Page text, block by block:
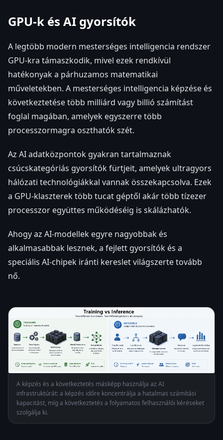
GPU-k és AI gyorsítók
A legtöbb modern mesterséges intelligencia rendszer
GPU-kra támaszkodik, mivel ezek rendkívül
hatékonyak a párhuzamos matematikai
műveletekben. A mesterséges intelligencia képzése és
következtetése több milliárd vagy billió számítást
foglal magában, amelyek egyszerre több
processzormagra oszthatók szét.
Az AI adatközpontok gyakran tartalmaznak
csúcskategóriás gyorsítók fürtjeit, amelyek ultragyors
hálózati technológiákkal vannak összekapcsolva. Ezek
a GPU-klaszterek több tucat géptől akár több tízezer
processzor együttes működéséig is skálázhatók.
Ahogy az AI-modellek egyre nagyobbak és
alkalmasabbak lesznek, a fejlett gyorsítók és a
speciális AI-chipek iránti kereslet világszerte tovább
nő.
A képzés és a következtetés másképp használja az AI
infrastruktúrát: a képzés időre koncentrálja a hatalmas számítási
kapacitást, míg a következtetés a folyamatos felhasználói kéréseket
szolgálja ki.